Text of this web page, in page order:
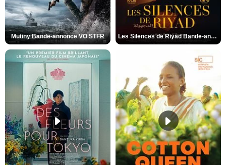
Mutiny Bande-annonce VO STFR Les Silences de Riyad Bande-annonce VO STFR